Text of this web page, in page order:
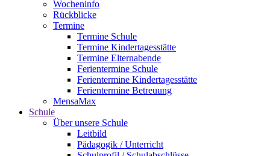
Wocheninfo
Rückblicke
Termine
Termine Schule
Termine Kindertagesstätte
Termine Elternabende
Ferientermine Schule
Ferientermine Kindertagesstätte
Ferientermine Betreuung
MensaMax
Schule
Über unsere Schule
Leitbild
Pädagogik / Unterricht